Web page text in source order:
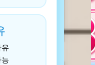
유
능